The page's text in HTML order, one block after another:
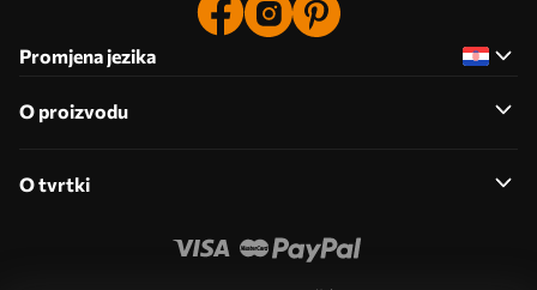
Promjena jezika
O proizvodu
O tvrtki